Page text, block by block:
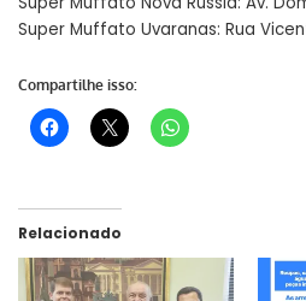
Super Muffato Uvaranas: Rua
Compartilhe isso:
Relacionado